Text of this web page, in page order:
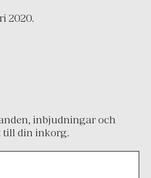
2020.
inbjudningar och
till din inkorg.